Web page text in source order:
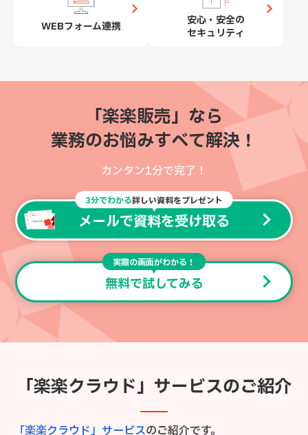
WEBフォーム連携
安心・安全の
セキュリティ
「楽楽販売」なら
業務のお悩みすべて解決！
カンタン1分で完了！
3分でわかる詳しい資料をプレゼント
メールで資料を受け取る
実際の画面がわかる！
無料で試してみる
「楽楽クラウド」サービスのご紹介
「楽楽クラウド」サービスのご紹介です。